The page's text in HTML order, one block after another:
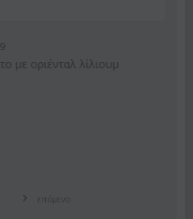
οριένταλ λίλιουμ